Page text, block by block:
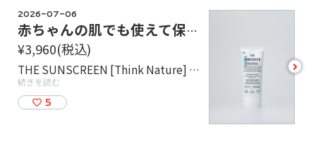
2026-07-06
赤ちゃんの肌でも使えて保湿力抜群の日焼け止め「THE SUNSCREEN」
¥3,960(税込)
THE SUNSCREEN [Think Nature] 6種の精油の香りに包まれる日焼け止め。 シアバター、ホホバオイル、馬油が配合されているため、しっとりとした塗り心地でスキンケア感覚で使えるのにせっけん落ちという手軽さ。 また防腐剤や紫外線吸収剤を使っておらす、アルコールも不使用なので毎日使っても肌への負担が少なく、赤ちゃんや肌の弱い人でも使うことができます。 まずは試してみたい、というお客様にはトライアルパック（容量2g/¥165）もご用意しています。
続きを読む
5
see
more